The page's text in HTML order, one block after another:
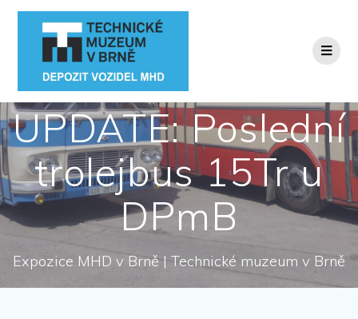
Přeskočit
UPDATE: Poslední
trolejbus 15Tr u
DPmB
Expozice MHD v Brně | Technické muzeum v Brně